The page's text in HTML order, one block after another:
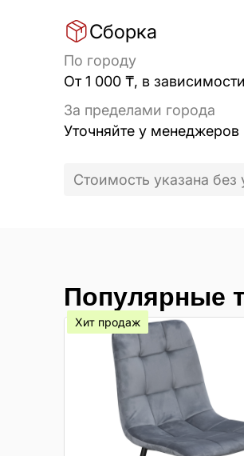
Сборка
По городу
От 1 000 ₸, в
За пределами города
Уточняйте у менеджеров
Стоимость указана без
Популярные
Хит продаж